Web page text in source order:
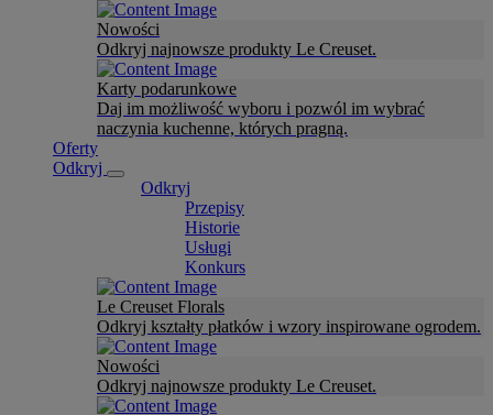
Nowości
Odkryj najnowsze produkty Le Creuset.
Karty podarunkowe
Daj im możliwość wyboru i pozwól im wybrać
naczynia kuchenne, których pragną.
Oferty
Odkryj
Odkryj
Przepisy
Historie
Usługi
Konkurs
Le Creuset Florals
Odkryj kształty płatków i wzory inspirowane ogrodem.
Nowości
Odkryj najnowsze produkty Le Creuset.